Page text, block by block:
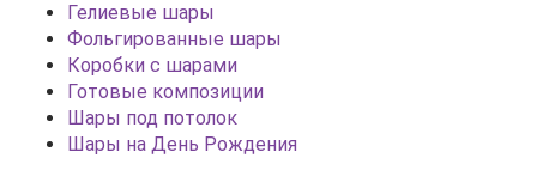
Гелиевые шары
Фольгированные шары
Коробки с шарами
Готовые композиции
Шары под потолок
Шары на День Рождения